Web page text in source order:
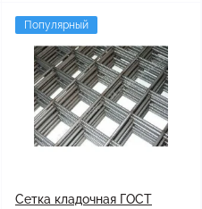
Популярный
Сетка кладочная ГОСТ